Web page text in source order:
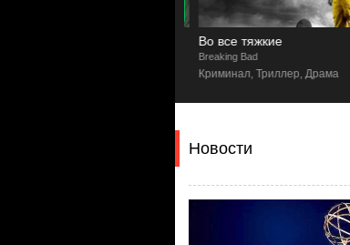
Во все тяжкие
Breaking Bad
Криминал, Триллер, Драма
Новости